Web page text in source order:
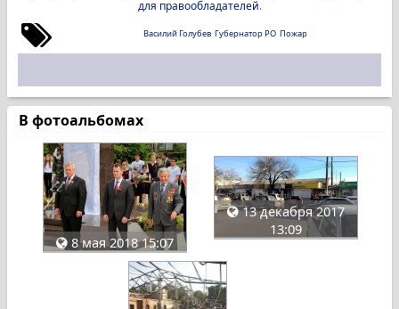
для правообладателей.
Василий Голубев Губернатор РО Пожар
В фотоальбомах
8 мая 2018 15:07
13 декабря 2017
13:09